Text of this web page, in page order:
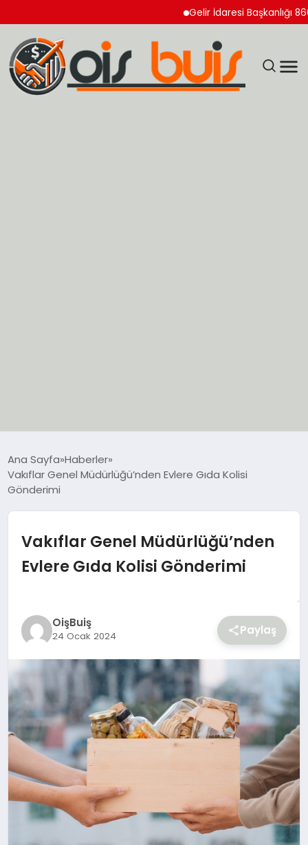
Gelir İdaresi Başkanlığı 860
EKONOMİ
YAŞAM
Ana Sayfa Haberler
Vakıflar Genel Müdürlüğü’nden Evlere Gıda Kolisi
Gönderimi
Vakıflar Genel Müdürlüğü’nden
Evlere Gıda Kolisi Gönderimi
OişBuiş
24 Ocak 2024 Paylaş